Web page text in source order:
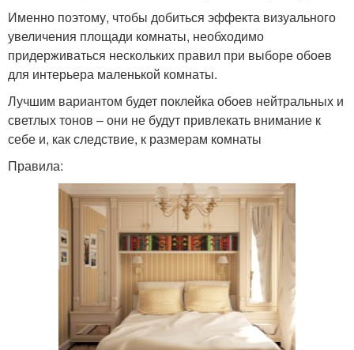
Именно поэтому, чтобы добиться эффекта визуального
увеличения площади комнаты, необходимо
придерживаться нескольких правил при выборе обоев
для интерьера маленькой комнаты.
Лучшим вариантом будет поклейка обоев нейтральных и
светлых тонов – они не будут привлекать внимание к
себе и, как следствие, к размерам комнаты
Правила: